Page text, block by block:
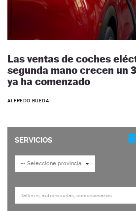
Las ventas de coches
segunda mano crecen un
ya ha comenzado
ALFREDO RUEDA